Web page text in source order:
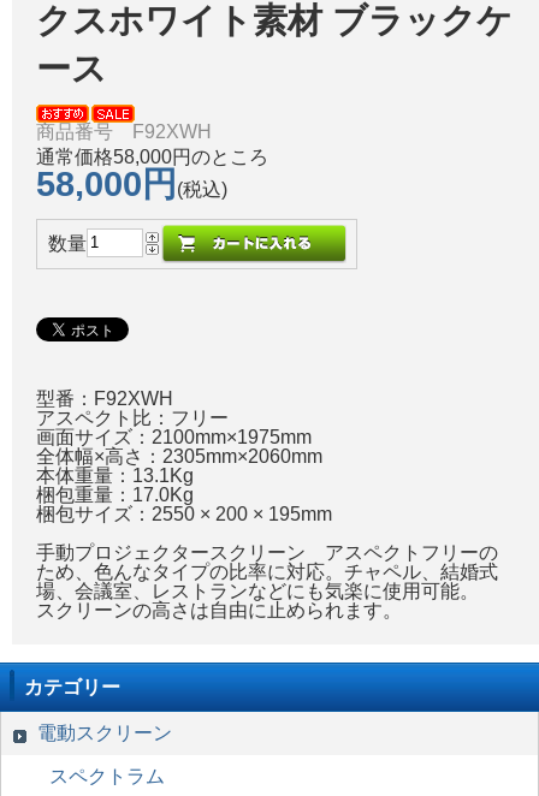
クスホワイト素材 ブラックケ
ース
商品番号 F92XWH
通常価格58,000円のところ
58,000円 (税込)
数量
型番：F92XWH
アスペクト比：フリー
画面サイズ：2100mm×1975mm
全体幅×高さ：2305mm×2060mm
本体重量：13.1Kg
梱包重量：17.0Kg
梱包サイズ：2550 × 200 × 195mm
手動プロジェクタースクリーン アスペクトフリーの
ため、色んなタイプの比率に対応。チャペル、結婚式
場、会議室、レストランなどにも気楽に使用可能。
スクリーンの高さは自由に止められます。
カテゴリー
電動スクリーン
スペクトラム